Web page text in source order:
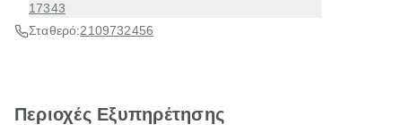
17343
Σταθερό:2109732456
Περιοχές Εξυπηρέτησης